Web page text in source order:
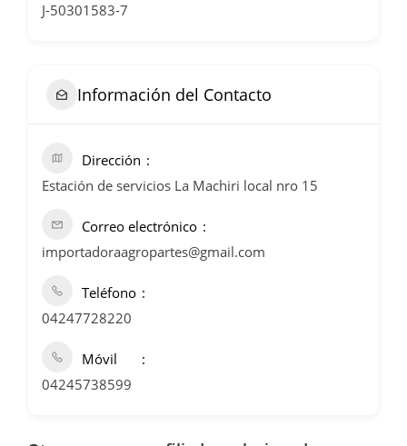
J-50301583-7
Información del Contacto
Dirección
Estación de servicios La Machiri local nro 15
Correo electrónico
importadoraagropartes@gmail.com
Teléfono
04247728220
Móvil
04245738599